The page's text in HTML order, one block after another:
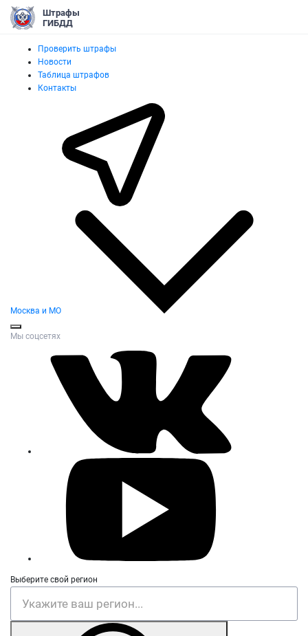
Штрафы
ГИБДД
Проверить штрафы
Новости
Таблица штрафов
Контакты
Москва и МО
Мы соцсетях
Выберите свой регион